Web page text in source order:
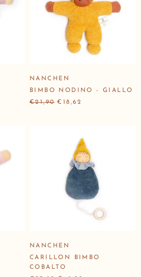
NANCHEN
BIMBO NODINO - GIALLO
€21,90 €18,62
NANCHEN
CARILLON BIMBO
COBALTO